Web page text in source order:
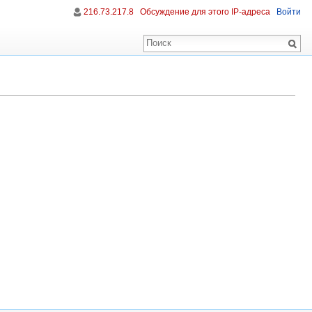
216.73.217.8 Обсуждение для этого IP-адреса Войти